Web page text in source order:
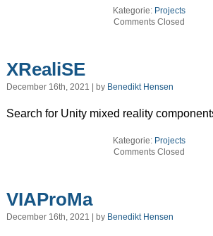
Kategorie: Projects
Comments Closed
XRealiSE
December 16th, 2021 | by Benedikt Hensen
Search for Unity mixed reality
Kategorie: Projects
Comments Closed
VIAProMa
December 16th, 2021 | by Benedikt Hensen